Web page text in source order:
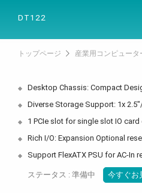
DT122
トップページ 産業用コンピュータ
Desktop Chassis: Compact
Diverse Storage Support: 1x
1 PCIe slot for single slot IO
Rich I/O: Expansion Optional
Support FlexATX PSU for AC-In
ステータス : 準備中 今すぐお